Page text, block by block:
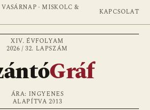
· MISKOLC &
KAPCSOLAT
XIV. ÉVFOLYAM
2026 / 32. LAPSZÁM
Gráf
ÁRA: INGYENES
ALAPÍTVA 2013